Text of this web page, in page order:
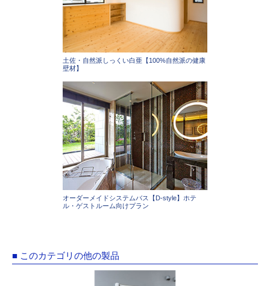
土佐・自然派しっくい白亜【100%自然派の健康
壁材】
オーダーメイドシステムバス【D-style】ホテ
ル・ゲストルーム向けプラン
■ このカテゴリの他の製品